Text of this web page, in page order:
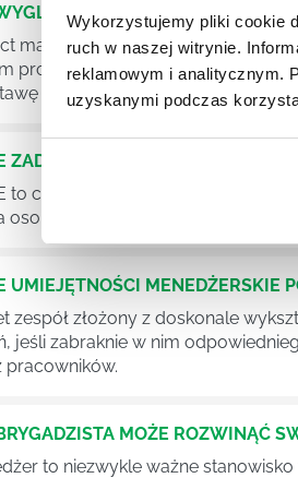
Wykorzystujemy pliki cookie
ruch w naszej witrynie.
reklamowym i analitycznym.
uzyskanymi podczas
PRACA ZESPOŁÓW
management (czyli zarządzanie
projektem założeń. Zajmują się
działalności wielu
ZADANIA MUSZĄ ZREALIZOWAĆ
to coraz popularniejsze w każdej
osoba zatrudniona w takim
UMIEJĘTNOŚCI MENEDŻERSKIE
zespół złożony z doskonale
jeśli zabraknie w nim
pracowników.
MOŻE ROZWINĄĆ
to niezwykle ważne